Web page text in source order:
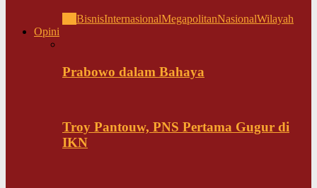
BisnisInternasionalMegapolitanNasionalWilayah
Opini
Prabowo dalam Bahaya
Troy Pantouw, PNS Pertama Gugur di
IKN